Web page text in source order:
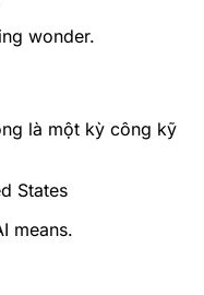
wonder.
là một kỳ công kỹ
States
means.